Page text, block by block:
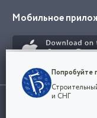
Мобильное
Использование сайта, в
марки представленные
Мы используем
наш сайт удобным
Попробуйте
и СНГ